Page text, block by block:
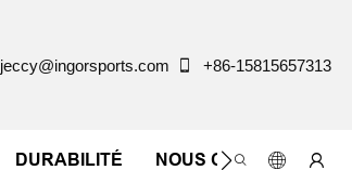
jeccy@ingorsports.com +86-15815657313
DURABILITÉ NOUS CONTACTER